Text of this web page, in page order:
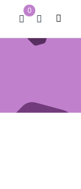
0
Toggle